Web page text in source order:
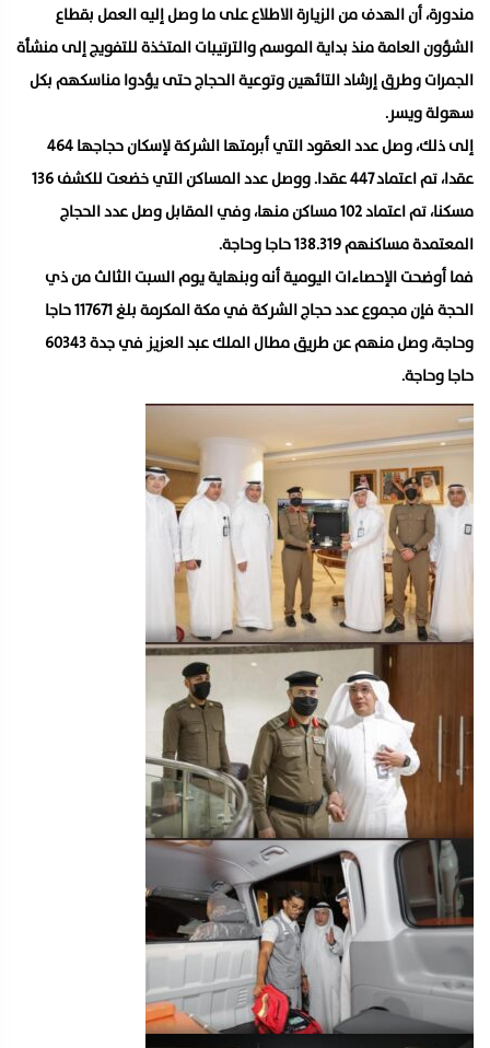
مندورة، أن الهدف من الزيارة الاطلاع على ما وصل إليه العمل بقطاع
الشؤون العامة منذ بداية الموسم والترتيبات المتخذة للتفويج إلى منشأة
الجمرات وطرق إرشاد التائهين وتوعية الحجاج حتى يؤدوا مناسكهم بكل
سهولة ويسر.
إلى ذلك، وصل عدد العقود التي أبرمتها الشركة لإسكان حجاجها 464
عقدا، تم اعتماد 447 عقدا. ووصل عدد المساكن التي خضعت للكشف 136
مسكنا، تم اعتماد 102 مساكن منها، وفي المقابل وصل عدد الحجاج
المعتمدة مساكنهم 138.319 حاجا وحاجة.
فما أوضحت الإحصاءات اليومية أنه وبنهاية يوم السبت الثالث من ذي
الحجة فإن مجموع عدد حجاج الشركة في مكة المكرمة بلغ 117671 حاجا
وحاجة، وصل منهم عن طريق مطال الملك عبد العزيز في جدة 60343
حاجا وحاجة.